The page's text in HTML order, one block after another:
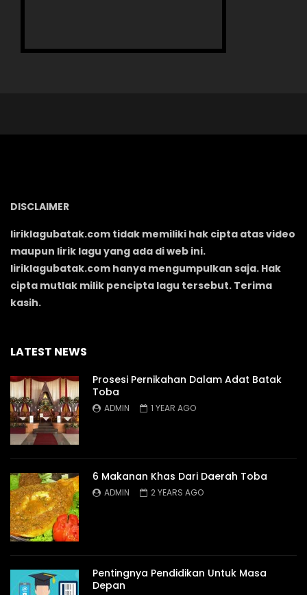
DISCLAIMER
liriklagubatak.com tidak memiliki hak cipta atas video
maupun lirik lagu yang ada di web ini.
liriklagubatak.com hanya mengumpulkan saja. Hak
cipta mutlak milik pencipta lagu tersebut. Terima
kasih.
LATEST NEWS
Prosesi Pernikahan Dalam Adat Batak
Toba
ADMIN 1 YEAR AGO
6 Makanan Khas Dari Daerah Toba
ADMIN 2 YEARS AGO
Pentingnya Pendidikan Untuk Masa
Depan